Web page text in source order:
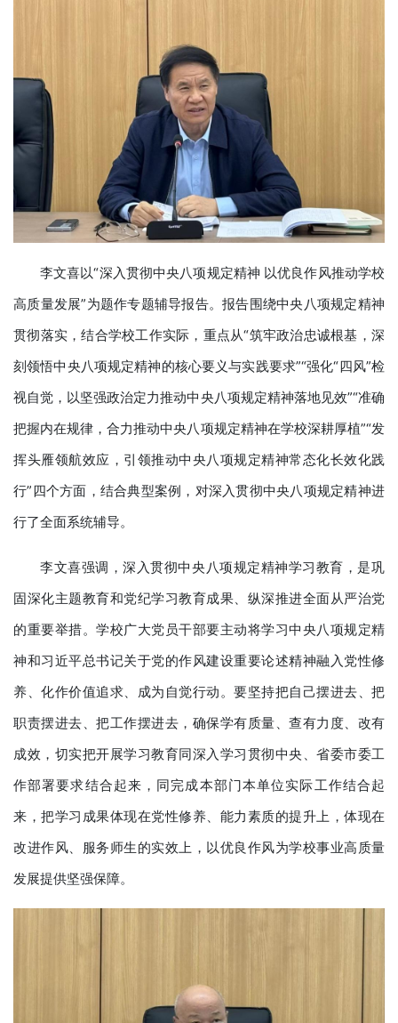
李文喜以“深入贯彻中央八项规定精神 以优良作风推动学校
高质量发展”为题作专题辅导报告。报告围绕中央八项规定精神
贯彻落实，结合学校工作实际，重点从“筑牢政治忠诚根基，深
刻领悟中央八项规定精神的核心要义与实践要求”“强化“四风”检
视自觉，以坚强政治定力推动中央八项规定精神落地见效”“准确
把握内在规律，合力推动中央八项规定精神在学校深耕厚植”“发
挥头雁领航效应，引领推动中央八项规定精神常态化长效化践
行”四个方面，结合典型案例，对深入贯彻中央八项规定精神进
行了全面系统辅导。
李文喜强调，深入贯彻中央八项规定精神学习教育，是巩
固深化主题教育和党纪学习教育成果、纵深推进全面从严治党
的重要举措。学校广大党员干部要主动将学习中央八项规定精
神和习近平总书记关于党的作风建设重要论述精神融入党性修
养、化作价值追求、成为自觉行动。要坚持把自己摆进去、把
职责摆进去、把工作摆进去，确保学有质量、查有力度、改有
成效，切实把开展学习教育同深入学习贯彻中央、省委市委工
作部署要求结合起来，同完成本部门本单位实际工作结合起
来，把学习成果体现在党性修养、能力素质的提升上，体现在
改进作风、服务师生的实效上，以优良作风为学校事业高质量
发展提供坚强保障。